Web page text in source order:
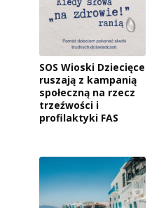
SOS Wioski Dziecięce
ruszają z kampanią
społeczną na rzecz
trzeźwości i
profilaktyki FAS